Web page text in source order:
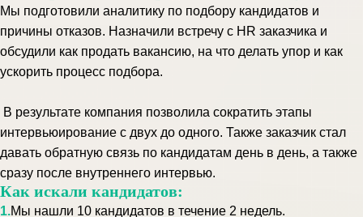
Мы подготовили аналитику по подбору кандидатов и
причины отказов. Назначили встречу с HR заказчика и
обсудили как продать вакансию, на что делать упор и как
ускорить процесс подбора.
В результате компания позволила сократить этапы
интервьюирование с двух до одного. Также заказчик стал
давать обратную связь по кандидатам день в день, а также
сразу после внутреннего интервью.
Как искали кандидатов:
1.Мы нашли 10 кандидатов в течение 2 недель.